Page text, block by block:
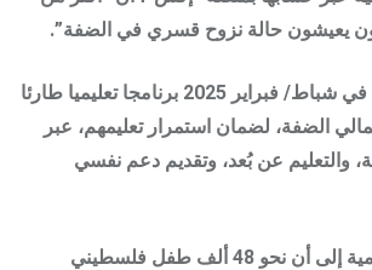
وأضافت أنها أطلقت في شباط/ فبراير 2025 برنامجا تعليميا طارئا
الضفة، لضمان استمرار تعليمهم، عبر
والتعليم عن بُعد، وتقديم دعم نفسي
وأشارت الوكالة الأممية إلى أن نحو 48 ألف طفل فلسطيني